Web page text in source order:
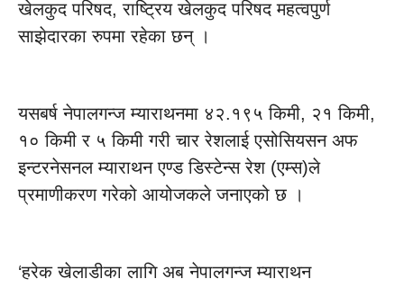
खेलकुद परिषद, राष्ट्रिय खेलकुद परिषद महत्वपुर्ण
साझेदारका रुपमा रहेका छन् ।
यसबर्ष नेपालगन्ज म्याराथनमा ४२.१९५ किमी, २१ किमी,
१० किमी र ५ किमी गरी चार रेशलाई एसोसियसन अफ
इन्टरनेसनल म्याराथन एण्ड डिस्टेन्स रेश (एम्स)ले
प्रमाणीकरण गरेको आयोजकले जनाएको छ ।
‘हरेक खेलाडीका लागि अब नेपालगन्ज म्याराथन